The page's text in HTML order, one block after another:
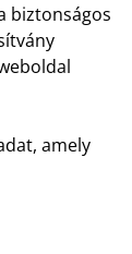
biztonságos
amely